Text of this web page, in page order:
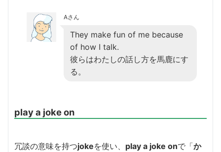
Aさん
They make fun of me because
of how I talk.
彼らはわたしの話し方を馬鹿にす
る。
play a joke on
冗談の意味を持つjokeを使い、 play a joke onで「か